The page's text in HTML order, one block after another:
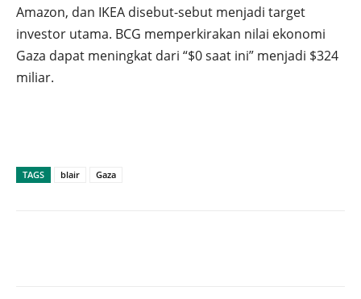
Amazon, dan IKEA disebut-sebut menjadi target
investor utama. BCG memperkirakan nilai ekonomi
Gaza dapat meningkat dari “$0 saat ini” menjadi $324
miliar.
TAGS blair Gaza